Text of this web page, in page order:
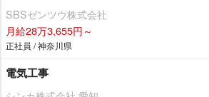
SBSゼンツウ株式会社
月給28万3,655円～
正社員 / 神奈川県
電気工事